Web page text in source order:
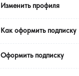
Изменить профиля
Как оформить подписку
Оформить подписку